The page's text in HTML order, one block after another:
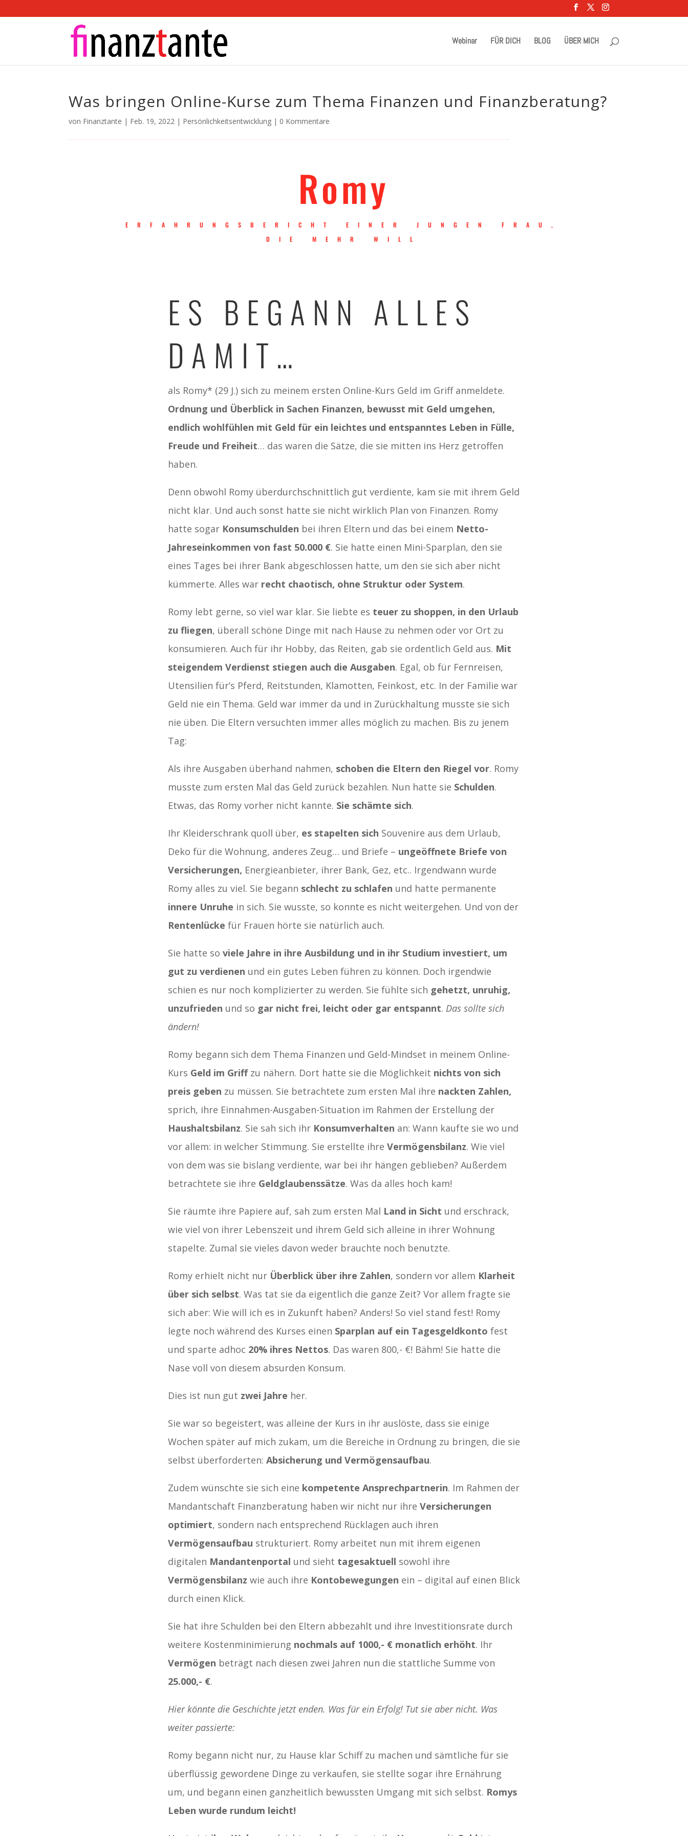
Webinar FÜR DICH BLOG ÜBER MICH
Was bringen Online-Kurse zum Thema Finanzen und Finanzberatung?
von Finanztante | Feb. 19, 2022 | Persönlichkeitsentwicklung | 0 Kommentare
Romy
ERFAHRUNGSBERICHT EINER JUNGEN FRAU,
DIE MEHR WILL
ES BEGANN ALLES
DAMIT…
als Romy* (29 J.) sich zu meinem ersten Online-Kurs Geld im Griff anmeldete.
Ordnung und Überblick in Sachen Finanzen, bewusst mit Geld umgehen,
endlich wohlfühlen mit Geld für ein leichtes und entspanntes Leben in Fülle,
Freude und Freiheit… das waren die Sätze, die sie mitten ins Herz getroffen
haben.
Denn obwohl Romy überdurchschnittlich gut verdiente, kam sie mit ihrem Geld
nicht klar. Und auch sonst hatte sie nicht wirklich Plan von Finanzen. Romy
hatte sogar Konsumschulden bei ihren Eltern und das bei einem Netto-
Jahreseinkommen von fast 50.000 €. Sie hatte einen Mini-Sparplan, den sie
eines Tages bei ihrer Bank abgeschlossen hatte, um den sie sich aber nicht
kümmerte. Alles war recht chaotisch, ohne Struktur oder System.
Romy lebt gerne, so viel war klar. Sie liebte es teuer zu shoppen, in den Urlaub
zu fliegen, überall schöne Dinge mit nach Hause zu nehmen oder vor Ort zu
konsumieren. Auch für ihr Hobby, das Reiten, gab sie ordentlich Geld aus. Mit
steigendem Verdienst stiegen auch die Ausgaben. Egal, ob für Fernreisen,
Utensilien für’s Pferd, Reitstunden, Klamotten, Feinkost, etc. In der Familie war
Geld nie ein Thema. Geld war immer da und in Zurückhaltung musste sie sich
nie üben. Die Eltern versuchten immer alles möglich zu machen. Bis zu jenem
Tag:
Als ihre Ausgaben überhand nahmen, schoben die Eltern den Riegel vor. Romy
musste zum ersten Mal das Geld zurück bezahlen. Nun hatte sie Schulden.
Etwas, das Romy vorher nicht kannte. Sie schämte sich.
Ihr Kleiderschrank quoll über, es stapelten sich Souvenire aus dem Urlaub,
Deko für die Wohnung, anderes Zeug… und Briefe – ungeöffnete Briefe von
Versicherungen, Energieanbieter, ihrer Bank, Gez, etc.. Irgendwann wurde
Romy alles zu viel. Sie begann schlecht zu schlafen und hatte permanente
innere Unruhe in sich. Sie wusste, so konnte es nicht weitergehen. Und von der
Rentenlücke für Frauen hörte sie natürlich auch.
Sie hatte so viele Jahre in ihre Ausbildung und in ihr Studium investiert, um
gut zu verdienen und ein gutes Leben führen zu können. Doch irgendwie
schien es nur noch komplizierter zu werden. Sie fühlte sich gehetzt, unruhig,
unzufrieden und so gar nicht frei, leicht oder gar entspannt. Das sollte sich
ändern!
Romy begann sich dem Thema Finanzen und Geld-Mindset in meinem Online-
Kurs Geld im Griffzu nähern. Dort hatte sie die Möglichkeit nichts von sich
preis geben zu müssen. Sie betrachtete zum ersten Mal ihre nackten Zahlen,
sprich, ihre Einnahmen-Ausgaben-Situation im Rahmen der Erstellung der
Haushaltsbilanz. Sie sah sich ihr Konsumverhalten an: Wann kaufte sie wo und
vor allem: in welcher Stimmung. Sie erstellte ihre Vermögensbilanz. Wie viel
von dem was sie bislang verdiente, war bei ihr hängen geblieben? Außerdem
betrachtete sie ihre Geldglaubenssätze. Was da alles hoch kam!
Sie räumte ihre Papiere auf, sah zum ersten Mal Land in Sicht und erschrack,
wie viel von ihrer Lebenszeit und ihrem Geld sich alleine in ihrer Wohnung
stapelte. Zumal sie vieles davon weder brauchte noch benutzte.
Romy erhielt nicht nur Überblick über ihre Zahlen, sondern vor allem Klarheit
über sich selbst. Was tat sie da eigentlich die ganze Zeit? Vor allem fragte sie
sich aber: Wie will ich es in Zukunft haben? Anders! So viel stand fest! Romy
legte noch während des Kurses einen Sparplan auf ein Tagesgeldkonto fest
und sparte adhoc 20% ihres Nettos. Das waren 800,- €! Bähm! Sie hatte die
Nase voll von diesem absurden Konsum.
Dies ist nun gut zwei Jahre her.
Sie war so begeistert, was alleine der Kurs in ihr auslöste, dass sie einige
Wochen später auf mich zukam, um die Bereiche in Ordnung zu bringen, die sie
selbst überforderten: Absicherung und Vermögensaufbau.
Zudem wünschte sie sich eine kompetente Ansprechpartnerin. Im Rahmen der
Mandantschaft Finanzberatung haben wir nicht nur ihre Versicherungen
optimiert, sondern nach entsprechend Rücklagen auch ihren
Vermögensaufbau strukturiert. Romy arbeitet nun mit ihrem eigenen
digitalen Mandantenportal und sieht tagesaktuell sowohl ihre
Vermögensbilanz wie auch ihre Kontobewegungen ein – digital auf einen Blick
durch einen Klick.
Sie hat ihre Schulden bei den Eltern abbezahlt und ihre Investitionsrate durch
weitere Kostenminimierung nochmals auf 1000,- € monatlich erhöht. Ihr
Vermögen beträgt nach diesen zwei Jahren nun die stattliche Summe von
25.000,- €.
Hier könnte die Geschichte jetzt enden. Was für ein Erfolg! Tut sie aber nicht. Was
weiter passierte:
Romy begann nicht nur, zu Hause klar Schiff zu machen und sämtliche für sie
überflüssig gewordene Dinge zu verkaufen, sie stellte sogar ihre Ernährung
um, und begann einen ganzheitlich bewussten Umgang mit sich selbst. Romys
Leben wurde rundum leicht!